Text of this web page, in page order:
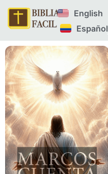
English
Español